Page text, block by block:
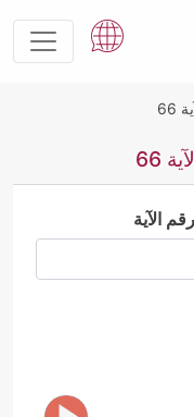
66
66
الآية